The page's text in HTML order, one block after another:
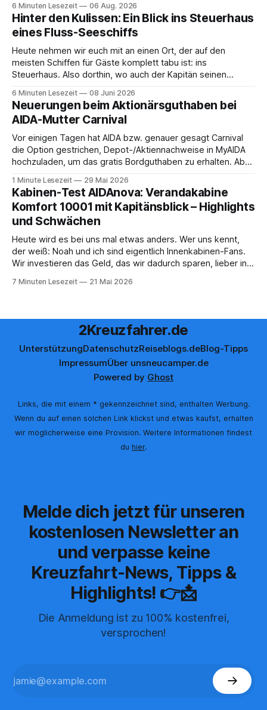
und fahren mit Thurgau Travel die Donau hinunter Richtung
Budapest. Auch
6 Minuten Lesezeit 06 Aug. 2026
Hinter den Kulissen: Ein Blick ins Steuerhaus
eines Fluss-Seeschiffs
Heute nehmen wir euch mit an einen Ort, der auf den
meisten Schiffen für Gäste komplett tabu ist: ins
Steuerhaus. Also dorthin, wo auch der Kapitän seinen
Saxonia ging es zur Mittagszeit von Mainz Richtung Koblenz
– und wir durften für ein
6 Minuten Lesezeit 08 Juni 2026
Neuerungen beim Aktionärsguthaben bei
AIDA-Mutter Carnival
Vor einigen Tagen hat AIDA bzw. genauer gesagt Carnival
die Option gestrichen, Depot-/Aktiennachweise in MyAIDA
hochzuladen, um das gratis Bordguthaben zu erhalten. Ab
werden, um das Bordguthaben zu erhalten. Bereits vor
einiger Zeit wurde zudem die Möglichkeit gestrichen, das
Bordguthaben per
1 Minute Lesezeit 29 Mai 2026
Kabinen-Test AIDAnova: Verandakabine
Komfort 10001 mit Kapitänsblick – Highlights
und Schwächen
Heute wird es bei uns mal etwas anders. Wer uns kennt,
der weiß: Noah und ich sind eigentlich Innenkabinen-Fans.
Wir investieren das Geld, das wir dadurch sparen, lieber in
Cocktail an der Bar. Auch auf einer unserer letzten Reisen
7 Minuten Lesezeit 21 Mai 2026
2Kreuzfahrer.de
UnterstützungDatenschutzReiseblogs.deBlog-Tipps
ImpressumÜber unsneucamper.de
Powered by Ghost
Links, die mit einem * gekennzeichnet sind, enthalten Werbung.
Wenn du auf einen solchen Link klickst und etwas kaufst, erhalten
wir möglicherweise eine Provision. Weitere Informationen findest
du hier.
Melde dich jetzt für unseren
kostenlosen Newsletter an
und verpasse keine
Kreuzfahrt-News, Tipps &
Highlights! 👉📩
Die Anmeldung ist zu 100% kostenfrei,
versprochen!